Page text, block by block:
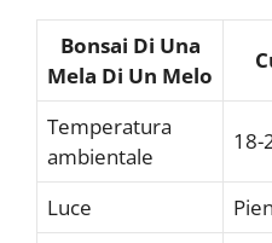
Bonsai Di Una
Mela Di Un Melo
Temperatura
ambientale
18-
Luce